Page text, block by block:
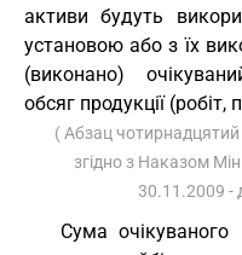
активи будуть
установою або з їх
(виконано)
обсяг продукції (робіт,
( Абзац чотирнадцятий
згідно з Наказом
30.11.2009 -
Сума очікуваного